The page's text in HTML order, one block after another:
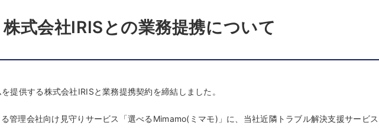
株式会社IRISとの業務提携について
提供する株式会社IRISと業務提携契約を締結しました。
管理会社向け見守りサービス「選べるMimamo(ミマモ)」に、当社近隣トラブル解決支援サービ